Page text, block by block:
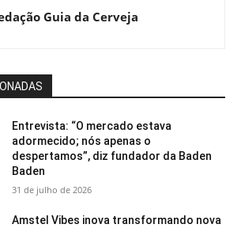
Guia da Cerveja
Entrevista: “O mercado estava
adormecido; nós apenas o
despertamos”, diz fundador da Baden
Baden
31 de julho de 2026
Amstel Vibes inova transformando nova